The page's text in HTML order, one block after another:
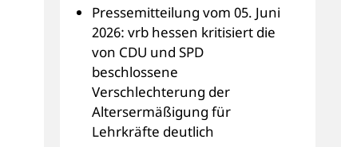
Pressemitteilung vom 05. Juni
2026: vrb hessen kritisiert die
von CDU und SPD
beschlossene
Verschlechterung der
Altersermäßigung für
Lehrkräfte deutlich